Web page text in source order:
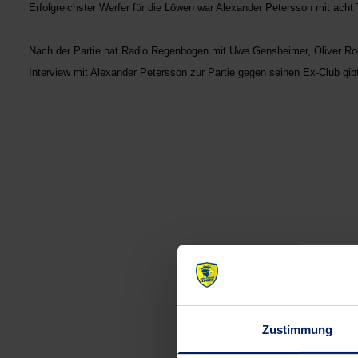
Zustimmung
Erfolgreichster Werfer für die Löwen war Alexander Petersson mit acht
Nach der Partie hat Radio Regenbogen mit Uwe Gensheimer, Oliver
Interview mit Alexander Petersson zur Partie gegen seinen Ex-Club